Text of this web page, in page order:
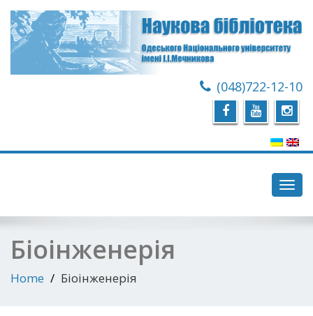
(048)722-12-10
Біоінженерія
Home Біоінженерія